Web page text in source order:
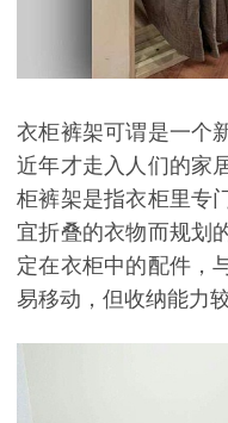
衣柜裤架可谓是一个
近年才走入人们的家
柜裤架是指衣柜里专
宜折叠的衣物而规划
定在衣柜中的配件，
易移动，但收纳能力